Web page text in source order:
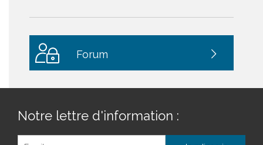
Forum
Notre lettre d'information :